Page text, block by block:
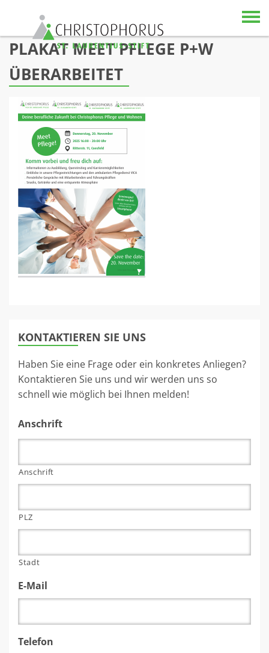
Skip to content
PLAKAT MEET PFLEGE P+W
ÜBERARBEITET
KONTAKTIEREN SIE UNS
Haben Sie eine Frage oder ein konkretes Anliegen?
Kontaktieren Sie uns und wir werden uns so
schnell wie möglich bei Ihnen melden!
Anschrift
Anschrift
PLZ
Stadt
E-Mail
Telefon